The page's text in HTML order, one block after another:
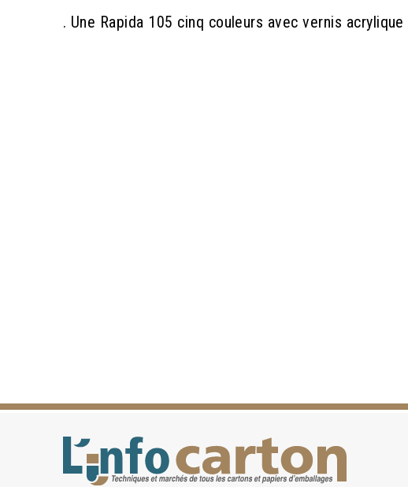
. Une Rapida 105 cinq couleurs avec vernis